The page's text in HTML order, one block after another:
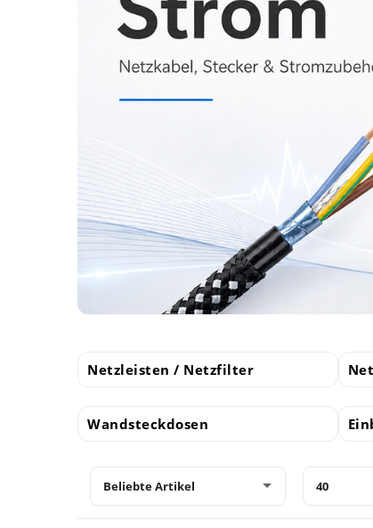
Netzleisten / Netzfilter
Wandsteckdosen